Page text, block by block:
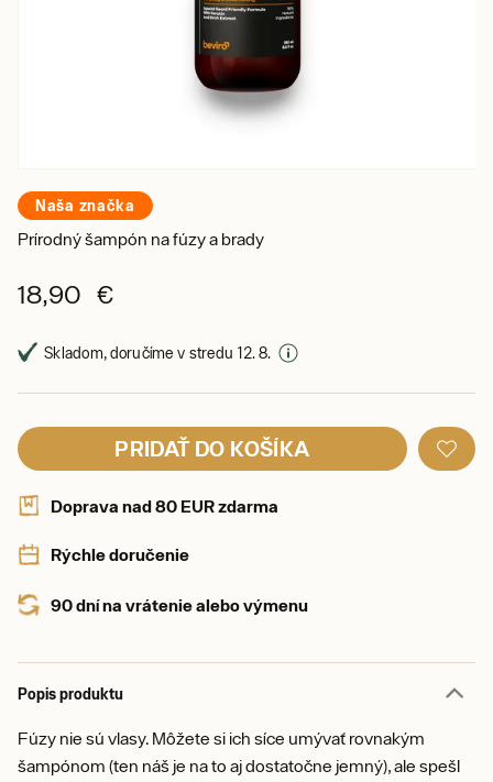
Naša značka
Prírodný šampón na fúzy a brady
18,90 €
Skladom, doručíme v stredu 12. 8.
PRIDAŤ DO KOŠÍKA
Doprava nad 80 EUR zdarma
Rýchle doručenie
90 dní na vrátenie alebo výmenu
Popis produktu
Fúzy nie sú vlasy. Môžete si ich síce umývať rovnakým
šampónom (ten náš je na to aj dostatočne jemný), ale spešl